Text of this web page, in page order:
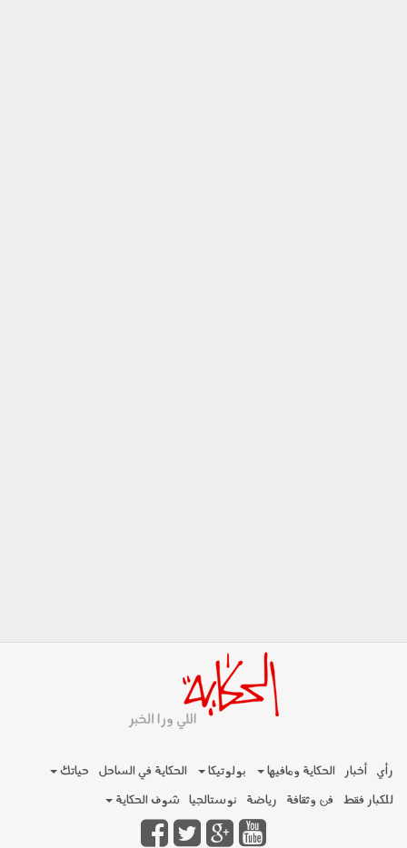
رأي أخبار الحكاية ومافيها بولوتيكا الحكاية في الساحل
حياتك
للكبار فقط فن وثقافة رياضة نوستالجيا شوف الحكاية